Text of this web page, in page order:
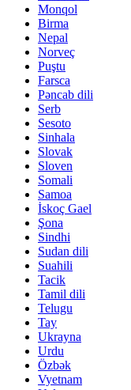
Monqol
Birma
Nepal
Norveç
Puştu
Farsca
Pəncab dili
Serb
Sesoto
Sinhala
Slovak
Sloven
Somali
Samoa
İskoç Gael
Şona
Sindhi
Sudan dili
Suahili
Tacik
Tamil dili
Telugu
Tay
Ukrayna
Urdu
Özbək
Vyetnam